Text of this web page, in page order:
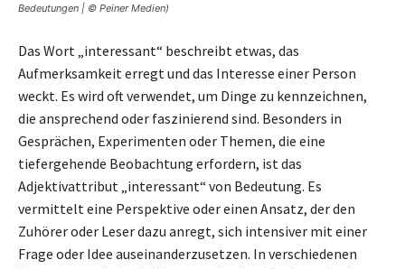
Bedeutungen | © Peiner Medien)
Das Wort „interessant“ beschreibt etwas, das
Aufmerksamkeit erregt und das Interesse einer Person
weckt. Es wird oft verwendet, um Dinge zu kennzeichnen,
die ansprechend oder faszinierend sind. Besonders in
Gesprächen, Experimenten oder Themen, die eine
tiefergehende Beobachtung erfordern, ist das
Adjektivattribut „interessant“ von Bedeutung. Es
vermittelt eine Perspektive oder einen Ansatz, der den
Zuhörer oder Leser dazu anregt, sich intensiver mit einer
Frage oder Idee auseinanderzusetzen. In verschiedenen